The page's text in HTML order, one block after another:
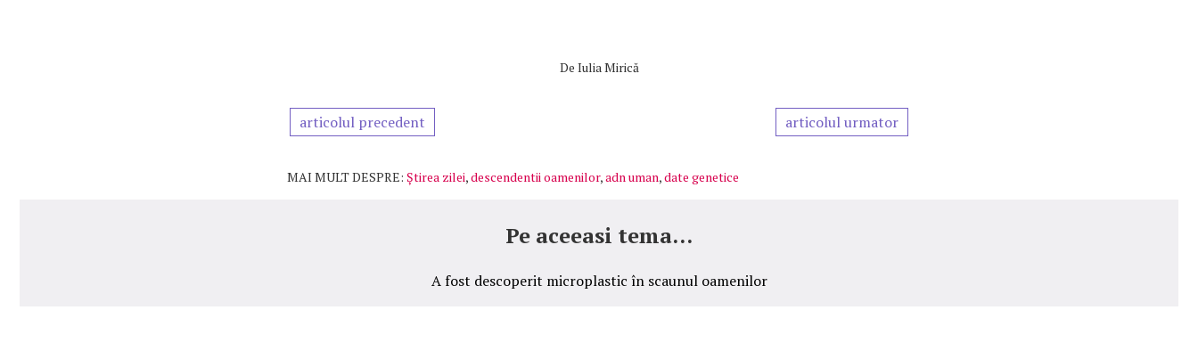
De Iulia Mirică
articolul precedent articolul urmator
MAI MULT DESPRE: Știrea zilei,descendentii oamenilor,adn uman,date genetice
Pe aceeasi tema...
A fost descoperit microplastic în scaunul oamenilor